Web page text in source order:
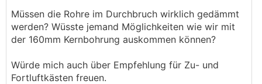
Müssen die Rohre im Durchbruch wirklich gedämmt
werden? Wüsste jemand Möglichkeiten wie wir mit
der 160mm Kernbohrung auskommen können?
Würde mich auch über Empfehlung für Zu- und
Fortluftkästen freuen.